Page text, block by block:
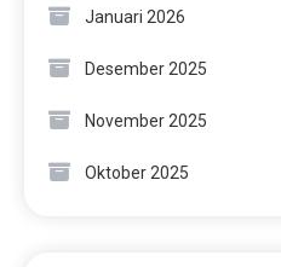
Januari 2026
Desember 2025
November 2025
Oktober 2025